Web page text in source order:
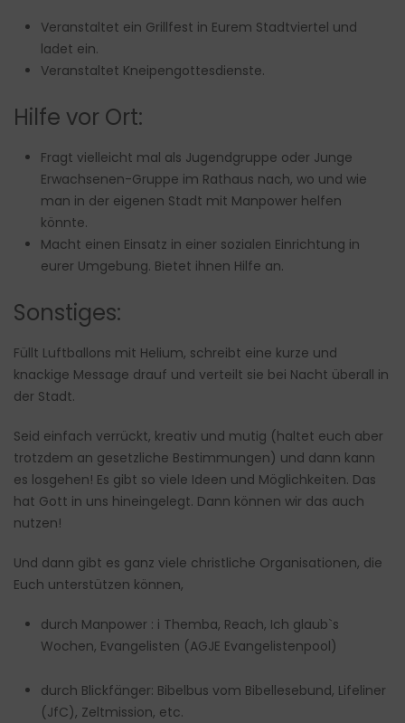
Veranstaltet ein Grillfest in Eurem Stadtviertel und
ladet ein.
Veranstaltet Kneipengottesdienste.
Hilfe vor Ort:
Fragt vielleicht mal als Jugendgruppe oder Junge
Erwachsenen-Gruppe im Rathaus nach, wo und wie
man in der eigenen Stadt mit Manpower helfen
könnte.
Macht einen Einsatz in einer sozialen Einrichtung in
eurer Umgebung. Bietet ihnen Hilfe an.
Sonstiges:
Füllt Luftballons mit Helium, schreibt eine kurze und
knackige Message drauf und verteilt sie bei Nacht überall in
der Stadt.
Seid einfach verrückt, kreativ und mutig (haltet euch aber
trotzdem an gesetzliche Bestimmungen) und dann kann
es losgehen! Es gibt so viele Ideen und Möglichkeiten. Das
hat Gott in uns hineingelegt. Dann können wir das auch
nutzen!
Und dann gibt es ganz viele christliche Organisationen, die
Euch unterstützen können,
durch Manpower : i Themba, Reach, Ich glaub`s
Wochen, Evangelisten (AGJE Evangelistenpool)
durch Blickfänger: Bibelbus vom Bibellesebund, Lifeliner
(JfC), Zeltmission, etc.